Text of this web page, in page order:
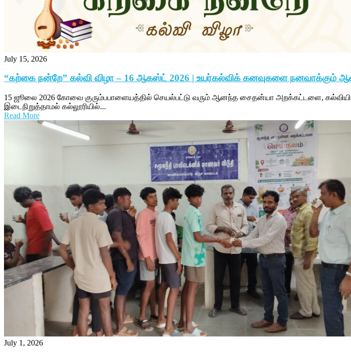
July 15, 2026
“கற்கை நன்றே” கல்வி விழா – 16 ஆகஸ்ட் 2026 | உயர்கல்விக் கனவுகளை
15 ஜூலை 2026 கோவை குரும்பபாளையத்தில் செயல்பட்டு வரும் ஆனந்த சைதன்யா அறக்கட்டளை,
இடைநிறுத்தாமல் கல்லூரியில்...
Read More
July 1, 2026